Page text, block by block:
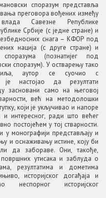
споразум представља
преговора вођених између
влада Савезне Републике
Србије (с једне стране) и
снага – КФОР под
нација (с друге стране) и
споразума (познатијег под
споразум). У остварењу тако
циља, аутор се суочио с
настојао да резултати
засновани само на његовој
већ на методолошки
који је укључивао и напоре
и интересног, ради што већег
постојећем у тој стварности.
у монографији представљају и
и оснаживању истине, коју би
да забораве. Они, такође,
утисака и заблуда о
резултатима и дометима
историјског догађаја и
неспорног историјског